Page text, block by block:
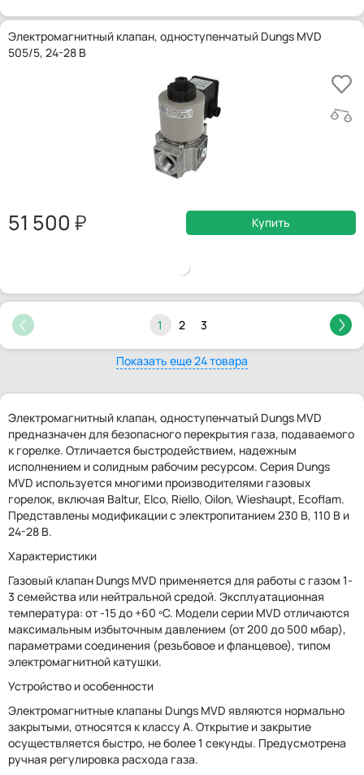
Электромагнитный клапан, одноступенчатый Dungs MVD
505/5, 24-28 В
51 500 Купить
1 2 3
Показать еще 24 товара
Электромагнитный клапан, одноступенчатый Dungs MVD
предназначен для безопасного перекрытия газа, подаваемого
к горелке. Отличается быстродействием, надежным
исполнением и солидным рабочим ресурсом. Серия Dungs
MVD используется многими производителями газовых
горелок, включая Baltur, Elco, Riello, Oilon, Wieshaupt, Ecoflam.
Представлены модификации с электропитанием 230 В, 110 В и
24-28 В.
Характеристики
Газовый клапан Dungs MVD применяется для работы с газом 1-
3 семейства или нейтральной средой. Эксплуатационная
температура: от -15 до +60 ºС. Модели серии MVD отличаются
максимальным избыточным давлением (от 200 до 500 мбар),
параметрами соединения (резьбовое и фланцевое), типом
электромагнитной катушки.
Устройство и особенности
Электромагнитные клапаны Dungs MVD являются нормально
закрытыми, относятся к классу А. Открытие и закрытие
осуществляется быстро, не более 1 секунды. Предусмотрена
ручная регулировка расхода газа.